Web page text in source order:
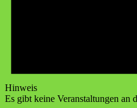
Hinweis
Es gibt keine Veranstaltungen an